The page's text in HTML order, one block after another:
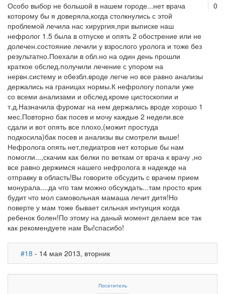
0
Особо выбор не большой в нашем городе...нет врача
которому бы я доверяла,когда столкнулись с этой
проблемой лечила нас хирургия,при выписке наш
нефролог 1.5 была в отпуске и опять 2 обострение или не
долечен.состояние лечили у взрослого уролога и тоже без
результатно.Поехали в обл.но на один день прошли
краткое обслед.получили лечение с упором на
нервн.систему и обезбл.вроде легче но все равно анализы
держались на границах нормы.К нефрологу попали уже
со всеми анализами и обслед.кроме цистоскопии и
т.д.Назначила фуромаг на нем держались вроде хорошо 1
мес.Повторно бак посев и мочу каждые 2 недели.все
сдали и вот опять все плохо,(можит простуда
подкосила)бак посев и анализы вы смотрели выше!
Нефролога опять нет,педиатров нет которые бы нам
помогли...,скачим как белки по веткам от врача к врачу ,но
все равно держимся нашего нефролога в надежде на
отправку в область!Вы говорите обсудить с врачем прием
монурала....да что там можно обсуждать...там просто крик
будит что мол самовольная мамаша лечит дитя!Но
поверте у мам тоже бывает сильная интуиция когда
ребенок болен!По этому на даный момент делаем все так
как рекомендуете нам Вы!спасибо!
#18 - 14 мая 2013, вторник
Посетитель